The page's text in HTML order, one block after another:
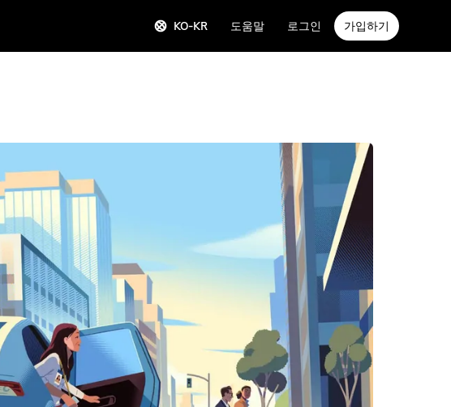
KO-KR 도움말 로그인 가입하기